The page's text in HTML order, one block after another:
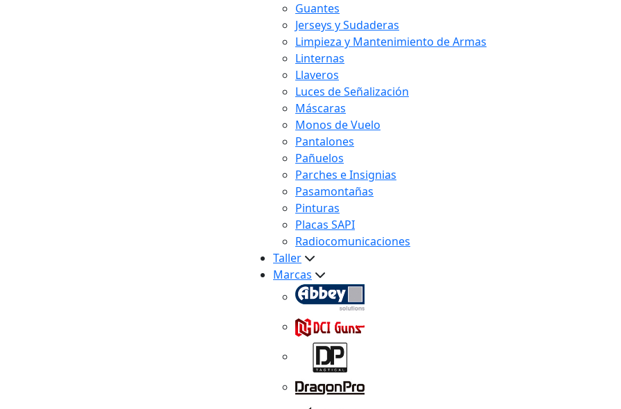
Guantes
Jerseys y Sudaderas
Limpieza y Mantenimiento de Armas
Linternas
Llaveros
Luces de Señalización
Máscaras
Monos de Vuelo
Pantalones
Pañuelos
Parches e Insignias
Pasamontañas
Pinturas
Placas SAPI
Radiocomunicaciones
Taller
Marcas